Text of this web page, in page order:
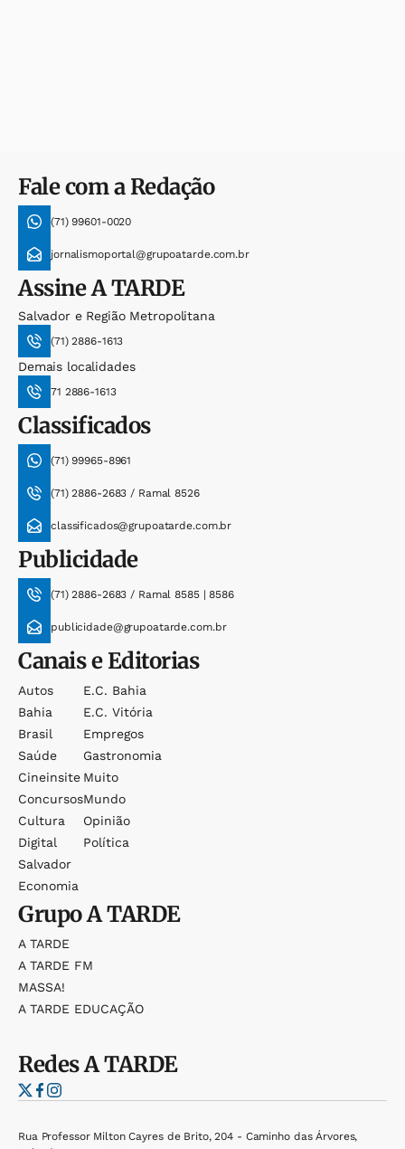
Fale com a Redação
(71) 99601-0020
jornalismoportal@grupoatarde.com.br
AssineA TARDE
Salvador e Região Metropolitana
(71) 2886-1613
Demais localidades
71 2886-1613
Classificados
(71) 99965-8961
(71) 2886-2683 / Ramal 8526
classificados@grupoatarde.com.br
Publicidade
(71) 2886-2683 / Ramal 8585 | 8586
publicidade@grupoatarde.com.br
Canais e Editorias
Autos
Bahia
Brasil
Saúde
Cineinsite
Concursos
Cultura
Digital
Salvador
Economia
E.c. Bahia
E.c. Vitória
Empregos
Gastronomia
Muito
Mundo
Opinião
Política
GrupoA TARDE
A TARDE
A TARDE FM
MASSA!
A TARDE EDUCAÇÃO
RedesA TARDE
Rua Professor Milton Cayres de Brito, 204 - Caminho das Árvores,